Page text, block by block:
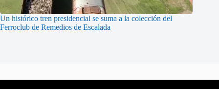
Un histórico tren presidencial se suma a la colección del
Ferroclub de Remedios de Escalada